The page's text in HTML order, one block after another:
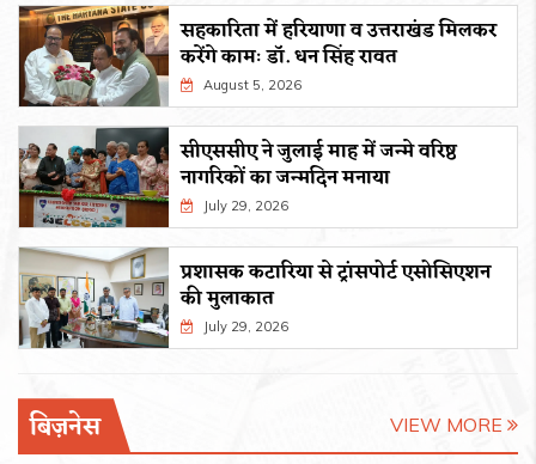
सहकारिता में हरियाणा व उत्तराखंड मिलकर
करेंगे कामः डाॅ. धन सिंह रावत
August 5, 2026
सीएससीए ने जुलाई माह में जन्मे वरिष्ठ
नागरिकों का जन्मदिन मनाया
July 29, 2026
प्रशासक कटारिया से ट्रांसपोर्ट एसोसिएशन
की मुलाकात
July 29, 2026
बिज़नेस VIEW MORE